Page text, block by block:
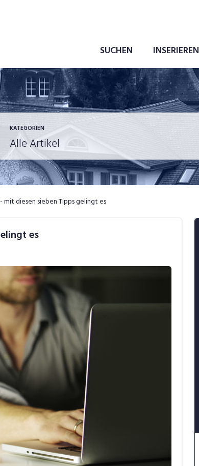
SUCHEN INSERIEREN
KATEGORIEN
in eigener Sache
diesen sieben Tipps gelingt es
es